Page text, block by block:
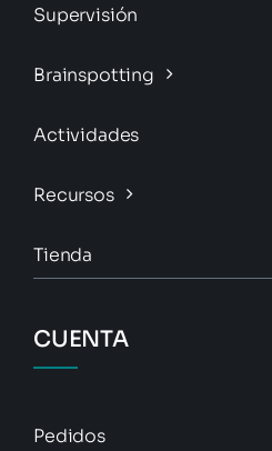
Supervisión
Brainspotting
Actividades
Recursos
Tienda
CUENTA
Pedidos